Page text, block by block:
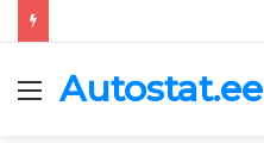
Menu
Autostat.ee